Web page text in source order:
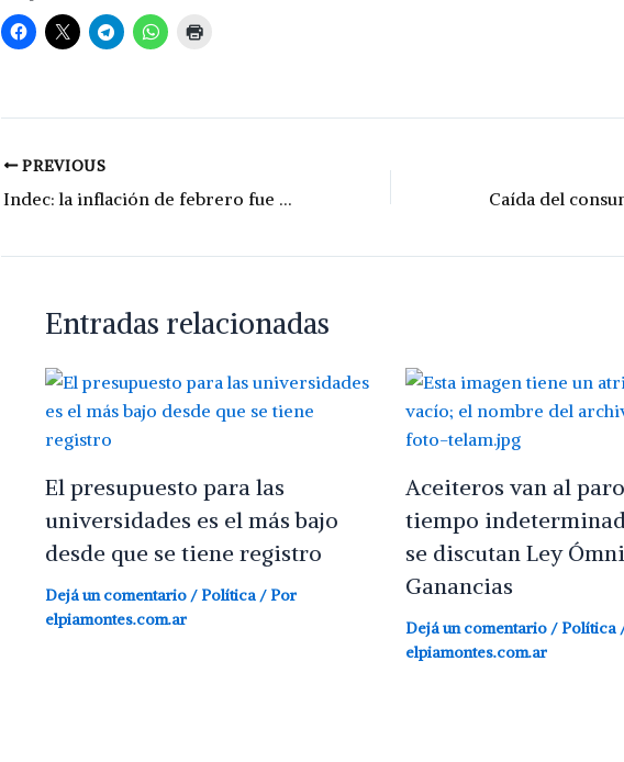
PREVIOUS
Indec: la inflación de febrero fue del 2,4%
Entradas relacionadas
El presupuesto para las
universidades es el más bajo
desde que se tiene registro
Dejá un comentario /Política / Por
elpiamontes.com.ar
Aceiteros van al
tiempo
se discutan Ley
Ganancias
Dejá un comentario /Política
elpiamontes.com.ar